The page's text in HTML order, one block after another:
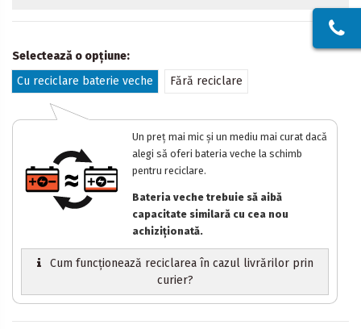
Selectează o opțiune:
Cu reciclare baterie veche
Fără reciclare
Un preț mai mic și un mediu mai curat dacă
alegi să oferi bateria veche la schimb
pentru reciclare.
Bateria veche trebuie să aibă
capacitate similară cu cea nou
achiziționată.
Cum funcționează reciclarea în cazul livrărilor prin
curier?